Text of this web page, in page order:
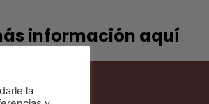
información aquí
la